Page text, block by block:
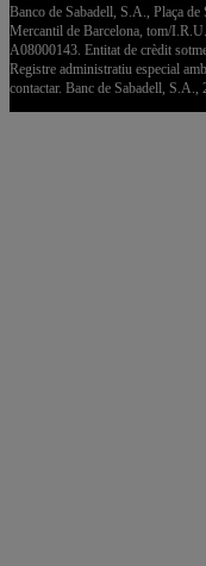
Banco de Sabadell, S.A., Plaça
Mercantil de Barcelona, tom/
A08000143. Entitat de crèdit
Registre administratiu especial
contactar. Banc de Sabadell, S.A.,